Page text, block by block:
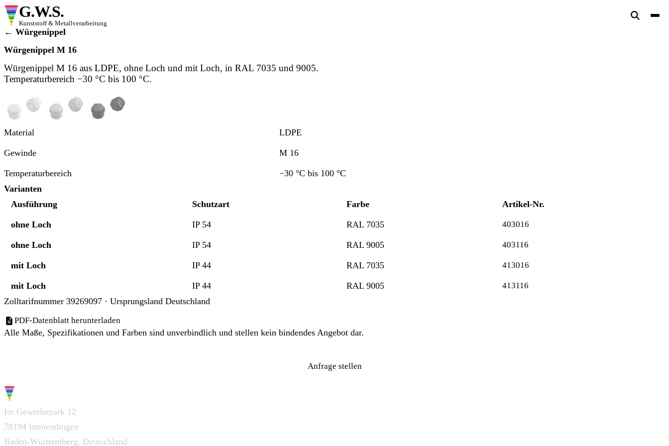
G.W.S.
Kunststoff & Metallverarbeitung
← Würgenippel
Würgenippel M 16
Würgenippel M 16 aus LDPE, ohne Loch und mit Loch, in RAL 7035 und 9005.
Temperaturbereich −30 °C bis 100 °C.
Ansicht 1 Ansicht 2 Ansicht 3
Material LDPE
Gewinde M 16
Temperaturbereich
−30 °C bis 100 °C
Varianten
Ausführung
Schutzart Farbe Artikel-Nr.
ohne Loch IP 54 RAL 7035 403016
ohne Loch IP 54 RAL 9005 403116
mit Loch IP 44 RAL 7035 413016
mit Loch IP 44 RAL 9005 413116
Zolltarifnummer 39269097 · Ursprungsland Deutschland
PDF-Datenblatt herunterladen
Alle Maße, Spezifikationen und Farben sind unverbindlich und stellen kein bindendes Angebot dar.
Anfrage stellen
Im Gewerbepark 12
78194 Immendingen
Baden-Württemberg, Deutschland